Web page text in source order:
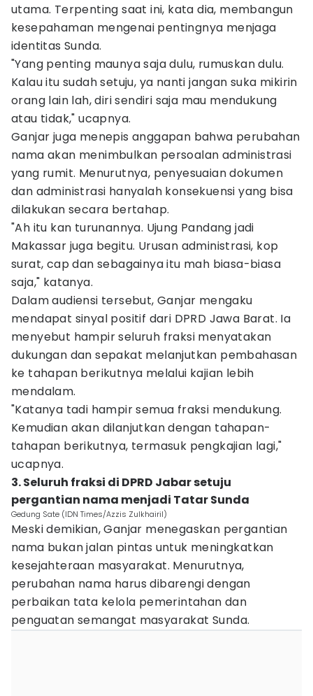
utama. Terpenting saat ini, kata dia, membangun
kesepahaman mengenai pentingnya menjaga
identitas Sunda.
"Yang penting maunya saja dulu, rumuskan dulu.
Kalau itu sudah setuju, ya nanti jangan suka mikirin
orang lain lah, diri sendiri saja mau mendukung
atau tidak," ucapnya.
Ganjar juga menepis anggapan bahwa perubahan
nama akan menimbulkan persoalan administrasi
yang rumit. Menurutnya, penyesuaian dokumen
dan administrasi hanyalah konsekuensi yang bisa
dilakukan secara bertahap.
"Ah itu kan turunannya. Ujung Pandang jadi
Makassar juga begitu. Urusan administrasi, kop
surat, cap dan sebagainya itu mah biasa-biasa
saja," katanya.
Dalam audiensi tersebut, Ganjar mengaku
mendapat sinyal positif dari DPRD Jawa Barat. Ia
menyebut hampir seluruh fraksi menyatakan
dukungan dan sepakat melanjutkan pembahasan
ke tahapan berikutnya melalui kajian lebih
mendalam.
"Katanya tadi hampir semua fraksi mendukung.
Kemudian akan dilanjutkan dengan tahapan-
tahapan berikutnya, termasuk pengkajian lagi,"
ucapnya.
3. Seluruh fraksi di DPRD Jabar setuju
pergantian nama menjadi Tatar Sunda
Gedung Sate (IDN Times/Azzis Zulkhairil)
Meski demikian, Ganjar menegaskan pergantian
nama bukan jalan pintas untuk meningkatkan
kesejahteraan masyarakat. Menurutnya,
perubahan nama harus dibarengi dengan
perbaikan tata kelola pemerintahan dan
penguatan semangat masyarakat Sunda.